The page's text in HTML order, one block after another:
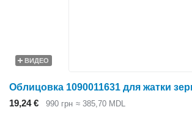
ВИДЕО
Облицовка 1090011631 для жатки
19,24 €
990 грн ≈ 385,70 MDL